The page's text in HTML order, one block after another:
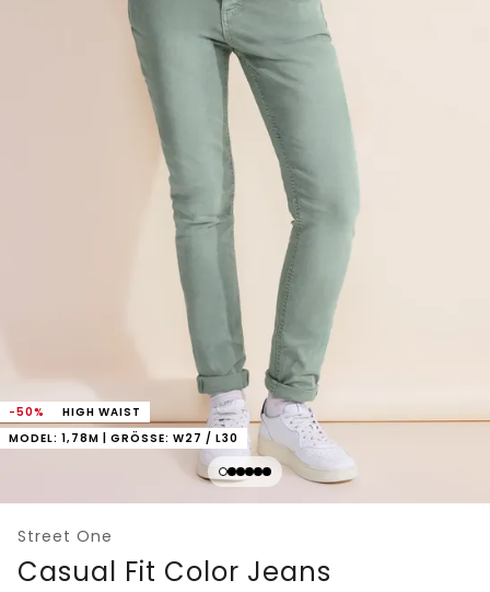
-50%
HIGH WAIST
MODEL: 1,78M | GRÖSSE: W27 / L30
Street One
Casual Fit Color Jeans